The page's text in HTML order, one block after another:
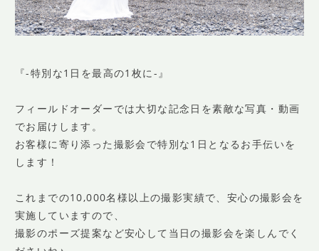
『-特別な1日を最高の1枚に-』
フィールドオーダーでは大切な記念日を素敵な写真・動画
でお届けします。
お客様に寄り添った撮影会で特別な1日となるお手伝いを
します！
これまでの10,000名様以上の撮影実績で、安心の撮影会を
実施していますので、
撮影のポーズ提案など安心して当日の撮影会を楽しんでく